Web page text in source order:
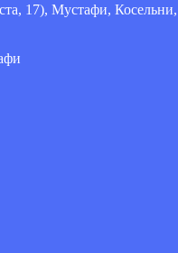
17), Мустафи,